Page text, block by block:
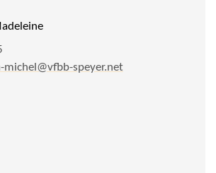
michel@vfbb-speyer.net